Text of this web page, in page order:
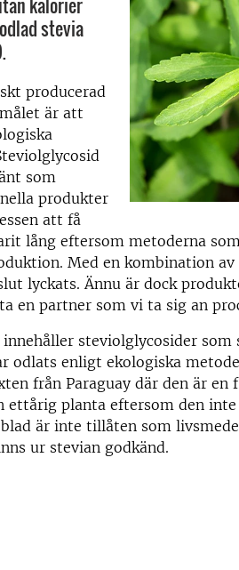
kalorier
stevia
producerad
är att
som
produkter
att få
lång eftersom metoderna
Med en kombination
lyckats. Ännu är dock
en partner som vi ta sig an
steviolglycosider
odlats enligt ekologiska
från Paraguay där den är en
ettårig planta eftersom den
är inte tillåten som
ur stevian godkänd.